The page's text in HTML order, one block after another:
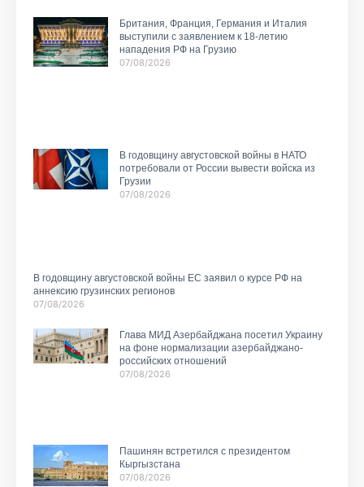
Британия, Франция, Германия и Италия
выступили с заявлением к 18-летию
нападения РФ на Грузию
07/08/2026
В годовщину августовской войны в НАТО
потребовали от России вывести войска из
Грузии
07/08/2026
В годовщину августовской войны ЕС заявил о курсе РФ на
аннексию грузинских регионов
07/08/2026
Глава МИД Азербайджана посетил Украину
на фоне нормализации азербайджано-
российских отношений
07/08/2026
Пашинян встретился с президентом
Кыргызстана
07/08/2026